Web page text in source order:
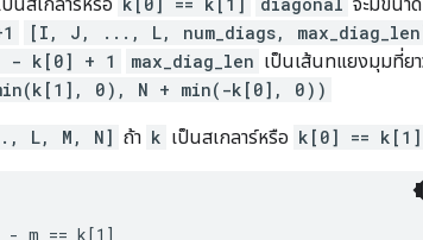
[I, J, ..., L, num_diags,
- k[0] + 1 max_diag_len เป็นเส้นทแยงมุมที่ย
min(k[1], 0), N + min(-k[0], 0))
L, M, N] ถ้า k เป็นสเกลาร์หรือ k[0] == k[1]
- m == k[1]